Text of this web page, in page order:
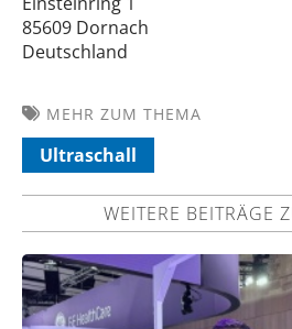
85609 Dornach
Deutschland
MEHR ZUM THEMA
Ultraschall
WEITERE BEITRÄGE